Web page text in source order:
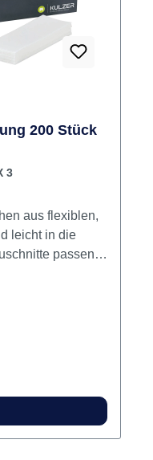
200 Stück
3
aus flexiblen,
leicht in die
passen